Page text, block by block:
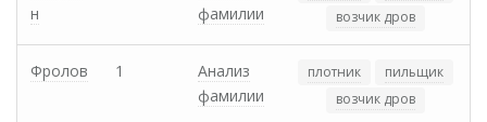
н
фамилии
возчик дров
Фролов 1
Анализ
фамилии
плотник
пильщик
возчик дров